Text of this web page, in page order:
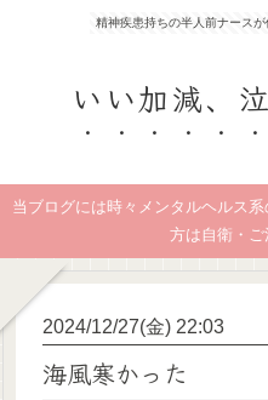
精神疾患持ちの半人前ナース
いい加減、
当ブログには時々メンタルヘルス
方は自衛・ご
2024/12/27(金) 22:03
海風寒かった